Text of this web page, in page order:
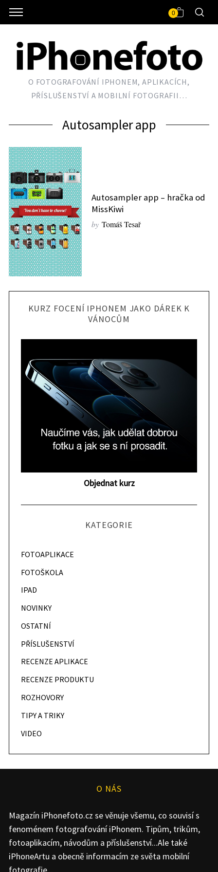
0
O FOTOGRAFOVÁNÍ IPHONEM, APLIKACÍCH,
PŘÍSLUŠENSTVÍ A MOBILNÍ FOTOGRAFII…
Autosampler app
Autosampler app – hračka od
MissKiwi
by Tomáš Tesař
KURZ FOCENÍ IPHONEM JAKO DÁREK K
VÁNOCŮM
Objednat kurz
KATEGORIE
FOTOAPLIKACE
FOTOŠKOLA
IPAD
NOVINKY
OSTATNÍ
PŘÍSLUŠENSTVÍ
RECENZE APLIKACE
RECENZE PRODUKTU
ROZHOVORY
TIPY A TRIKY
VIDEO
O NÁS
Magazín iPhonefoto.cz se věnuje všemu, co souvisí s
fenoménem fotografování iPhonem. Tipům, trikům,
fotoaplikacím, návodům a příslušenství...Ale také
iPhoneArtu a obecně informacím ze světa mobilní
h
r